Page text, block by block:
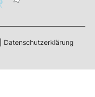
Datenschutzerklärung